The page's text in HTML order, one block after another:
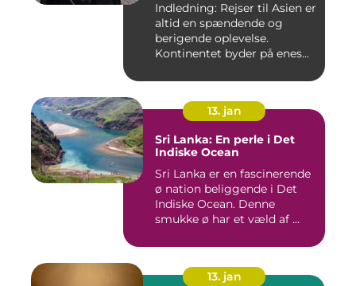
Indledning: Rejser til Asien er
altid en spændende og
berigende oplevelse.
Kontinentet byder på enes...
13. jan
Sri Lanka: En perle i Det
Indiske Ocean
Sri Lanka er en fascinerende
ø nation beliggende i Det
Indiske Ocean. Denne
smukke ø har et væld af ...
13. jan